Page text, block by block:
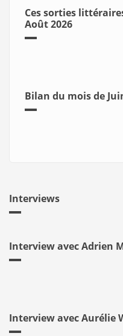
Ces sorties
Août 2026
Bilan du mois de
Interviews
Interview avec Adrien
Interview avec Aurélie